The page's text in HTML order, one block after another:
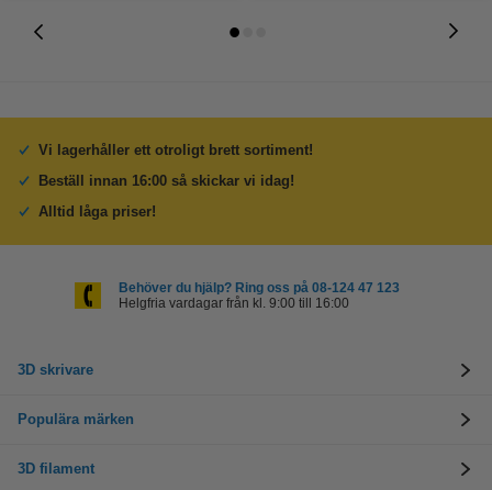
Vi lagerhåller ett otroligt brett sortiment!
Beställ innan 16:00 så skickar vi idag!
Alltid låga priser!
Behöver du hjälp? Ring oss på 08-124 47 123
Helgfria vardagar från kl. 9:00 till 16:00
3D skrivare
Populära märken
3D filament